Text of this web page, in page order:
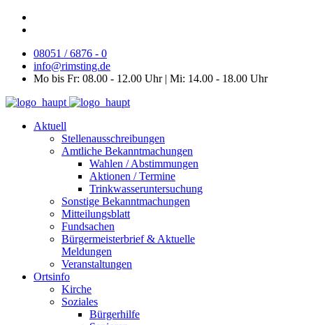
08051 / 6876 - 0
info@rimsting.de
Mo bis Fr: 08.00 - 12.00 Uhr | Mi: 14.00 - 18.00 Uhr
Aktuell
Stellenausschreibungen
Amtliche Bekanntmachungen
Wahlen / Abstimmungen
Aktionen / Termine
Trinkwasseruntersuchung
Sonstige Bekanntmachungen
Mitteilungsblatt
Fundsachen
Bürgermeisterbrief & Aktuelle
Meldungen
Veranstaltungen
Ortsinfo
Kirche
Soziales
Bürgerhilfe